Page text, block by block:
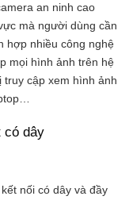
an ninh cao
mà người dùng cần
hợp nhiều công nghệ
mọi hình ảnh trên hệ
cập xem hình ảnh
có dây
nối có dây và đầy